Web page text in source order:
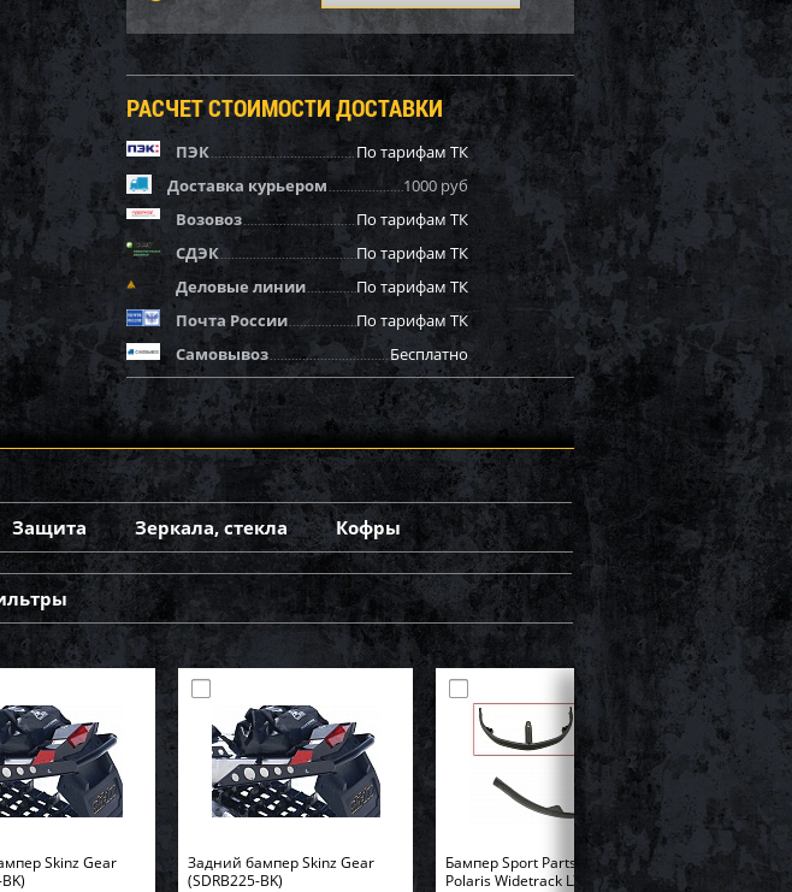
РАСЧЕТ СТОИМОСТИ ДОСТАВКИ
ПЭК
По тарифам ТК
Доставка курьером
1000 руб
Возовоз
По тарифам ТК
СДЭК
По тарифам ТК
Деловые линии
По тарифам ТК
Почта России
По тарифам ТК
Самовывоз
Бесплатно
Защита Зеркала, стекла Кофры
Skinz Gear
Задний бампер Skinz Gear
(SDRB225-BK)
Бампер Sport Parts Inc. для
Polaris Widetrack LX SM-12358